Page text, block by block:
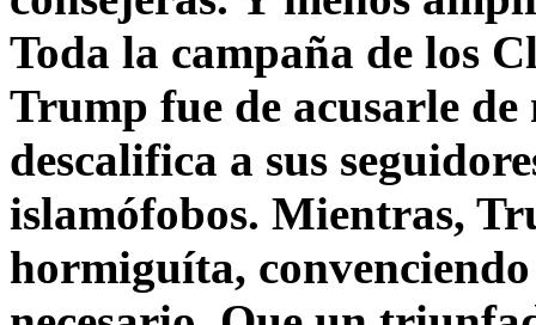
Toda la campaña de los
Trump fue de acusarle
descalifica a sus
islamófobos. Mientras,
hormiguíta,